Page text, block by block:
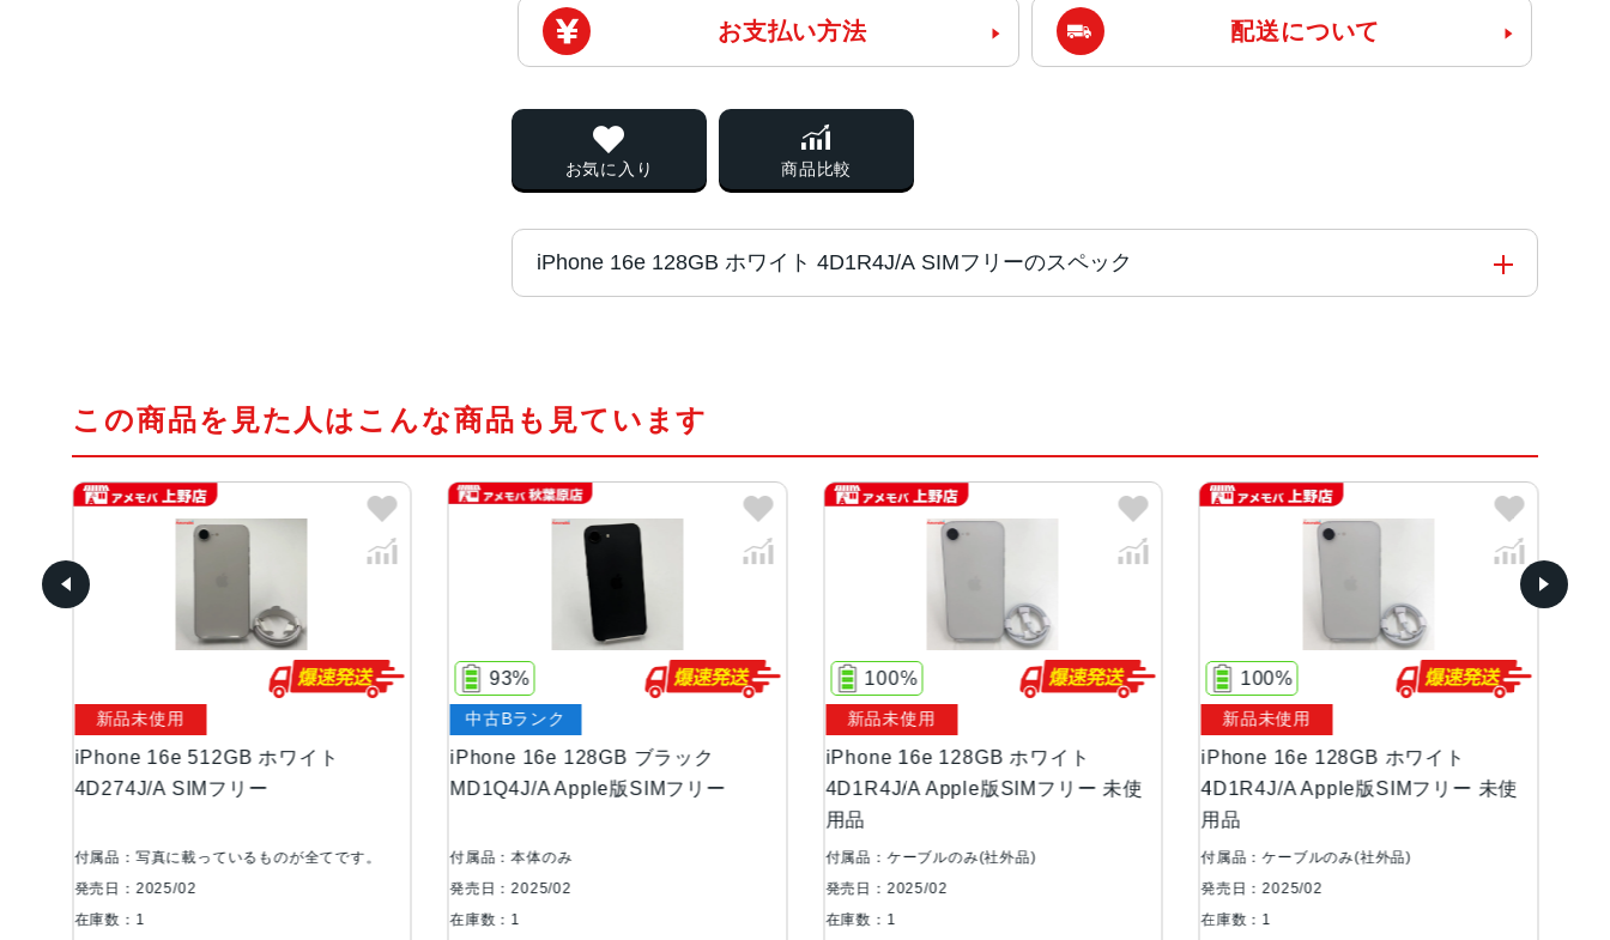
お支払い方法 配送について
お気に入り 商品比較
iPhone 16e 128GB ホワイト 4D1R4J/A SIMフリーのスペック
液晶 6.1インチ(Super Retina XDRディスプレイ)
サイズ・重さ
カラー ブラック、ホワイト
容量
シングルカメラ
4800万画素
この商品を見た人はこんな商品も見ています
16e 512GB ホワイト
A SIMフリー
：写真に載っているものが全てです。
：2025/02
iPhone 16e 128GB ブラック
MD1Q4J/A Apple版SIMフリー
93%
付属品：本体のみ
発売日：2025/02
iPhone 16e 128GB ホワイト
4D1R4J/A Apple版SIMフリー 未使
100%
付属品：ケーブルのみ(社外品)
発売日：2025/02
iPhone 16e 128GB ホワイト
4D1R4J/A Apple版SIMフリー 未使
100%
付属品：ケーブルのみ(社外品)
発売日：2025/02
4D1R4J/A
100%